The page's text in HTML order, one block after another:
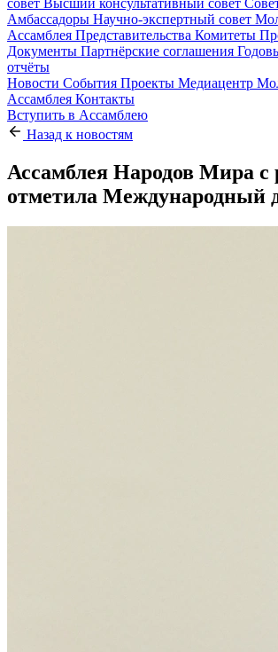
совет Высший консультативный совет
Амбассадоры Научно-экспертный совет
Ассамблея Представительства Комитеты
Документы Партнёрские соглашения
отчёты
Новости События Проекты Медиацентр
Ассамблея Контакты
Вступить в Ассамблею
Назад к новостям
Ассамблея Народов Мира с
отметила Международный